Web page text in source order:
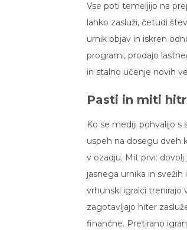
Vse poti temeljijo na
lahko zasluži, četudi
urnik objav in iskren
programi, prodajo
in stalno učenje novih
Pasti in miti
Ko se mediji pohvalijo
uspeh na dosegu dveh
v ozadju. Mit prvi:
jasnega urnika in
vrhunski igralci trenirajo
zagotavljajo hiter
finančne. Pretirano